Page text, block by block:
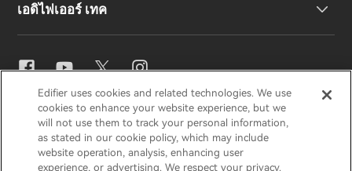
สมัครเป็นตัวแทนจำหน่าย
เอดิไฟเออร์ เทค
การตั้งค่าอีคิว
Snapdragon Sound™
EDIFIERAIRPULSESTAXHECATE
ประเทศไทย / ไทย
Edifier uses cookies and related technologies. We use
cookies to enhance your website experience, but we
will not use them to track your personal information,
as stated in our cookie policy, which may include
website operation, analysis, enhancing user
experience, or advertising. We respect your privacy.